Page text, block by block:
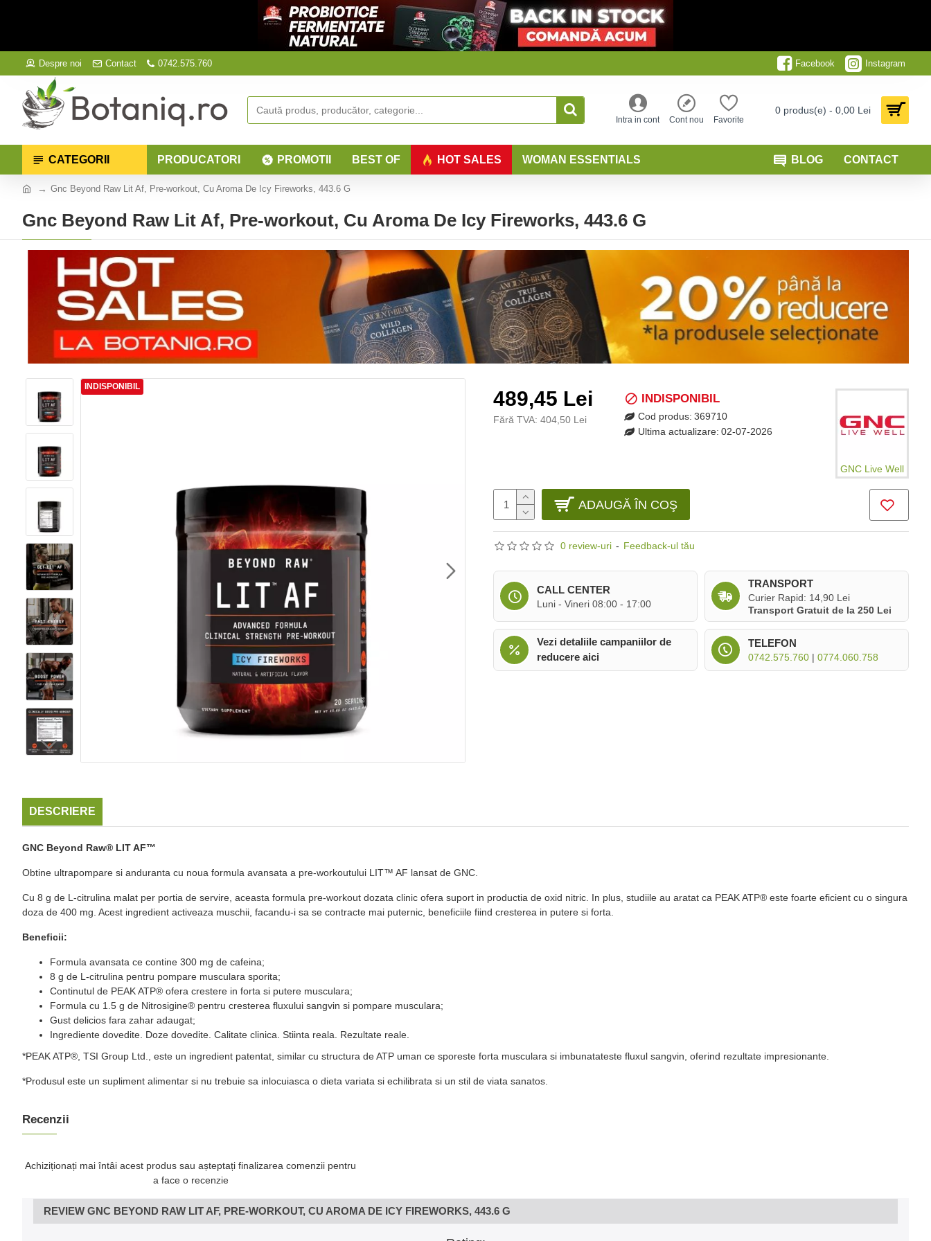
Despre noi Contact 0742.575.760 Facebook Instagram
Intra in cont Cont nou Favorite
0 produs(e) - 0,00 Lei
CATEGORII PRODUCATORI PROMOTII BEST OF HOT SALES WOMAN ESSENTIALS BLOG CONTACT
Gnc Beyond Raw Lit Af, Pre-workout, Cu Aroma De Icy Fireworks, 443.6 G
Gnc Beyond Raw Lit Af, Pre-workout, Cu Aroma De Icy Fireworks, 443.6 G
INDISPONIBIL
0 review-uri - Feedback-ul tău
489,45 Lei
Fără TVA: 404,50 Lei
INDISPONIBIL
Cod produs: 369710
Ultima actualizare: 02-07-2026
GNC Live Well
ADAUGĂ ÎN COŞ
CALL CENTER
Luni - Vineri 08:00 - 17:00
TRANSPORT
Curier Rapid: 14,90 Lei
Transport Gratuit de la 250 Lei
Vezi detaliile campaniilor de
reducere aici
TELEFON
0742.575.760| 0774.060.758
DESCRIERE
GNC Beyond Raw® LIT AF™
Obtine ultrapompare si anduranta cu noua formula avansata a pre-workoutului LIT™ AF lansat de GNC.
Cu 8 g de L-citrulina malat per portia de servire, aceasta formula pre-workout dozata clinic ofera suport in productia de oxid nitric. In plus, studiile au aratat ca PEAK ATP® este foarte eficient cu o singura
doza de 400 mg. Acest ingredient activeaza muschii, facandu-i sa se contracte mai puternic, beneficiile fiind cresterea in putere si forta.
Beneficii:
Formula avansata ce contine 300 mg de cafeina;
8 g de L-citrulina pentru pompare musculara sporita;
Continutul de PEAK ATP® ofera crestere in forta si putere musculara;
Formula cu 1.5 g de Nitrosigine® pentru cresterea fluxului sangvin si pompare musculara;
Gust delicios fara zahar adaugat;
Ingrediente dovedite. Doze dovedite. Calitate clinica. Stiinta reala. Rezultate reale.
*PEAK ATP®, TSI Group Ltd., este un ingredient patentat, similar cu structura de ATP uman ce sporeste forta musculara si imbunatateste fluxul sangvin, oferind rezultate impresionante.
*Produsul este un supliment alimentar si nu trebuie sa inlocuiasca o dieta variata si echilibrata si un stil de viata sanatos.
Recenzii
Achiziționați mai întâi acest produs sau așteptați finalizarea comenzii pentru
a face o recenzie
REVIEW GNC BEYOND RAW LIT AF, PRE-WORKOUT, CU AROMA DE ICY FIREWORKS, 443.6 G